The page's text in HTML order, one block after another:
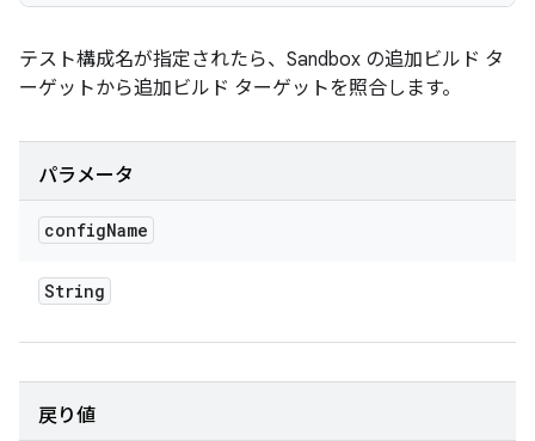
テスト構成名が指定されたら、Sandbox の追加ビルド タ
ーゲットから追加ビルド ターゲットを照合します。
パラメータ
configName
String
戻り値